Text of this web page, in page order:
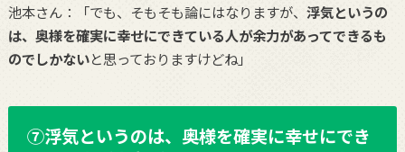
池本さん：「でも、そもそも論にはなりますが、 浮気というの
は、奥様を確実に幸せにできている人が余力があってできるも
のでしかないと思っておりますけどね」
⑦浮気というのは、奥様を確実に幸せにでき